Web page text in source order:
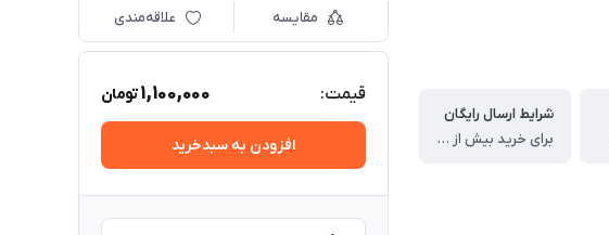
شرایط ارسال رایگان
برای خرید بیش از سه میلیون برای تهران
مقایسه علاقه‌مندی
قیمت: 1,100,000تومان
افزودن به سبدخرید